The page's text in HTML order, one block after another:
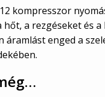
kompresszor
hőt, a rezgéseket és
áramlást enged a